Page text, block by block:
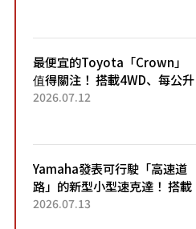
最便宜的Toyota「Crown」
值得關注！ 搭載4WD、每公升
22.4公里低油耗表現超亮眼！
2026.07.12
Yamaha發表可行駛「高速道
路」的新型小型速克達！ 搭載
能享受超強勁「渦輪感」的動
2026.07.13